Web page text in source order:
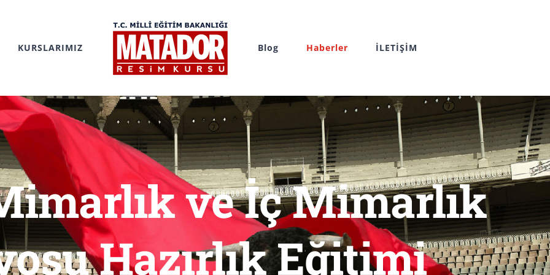
KURSLARIMIZ Blog Haberler İLETİŞİM
ve İç Mimarlık
Hazırlık Eğitimi